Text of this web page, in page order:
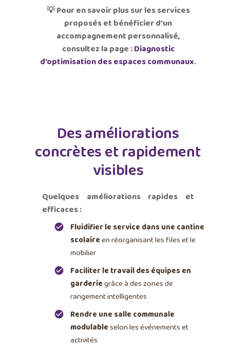
💡 Pour en savoir plus sur les services
proposés et bénéficier d’un
accompagnement personnalisé,
consultez la page :Diagnostic
d’optimisation des espaces communaux.
Des améliorations
concrètes et rapidement
visibles
Quelques améliorations rapides et
efficaces :
Fluidifier le service dans une cantine
scolaireen réorganisant les files et le
mobilier
Faciliter le travail des équipes en
garderiegrâce à des zones de
rangement intelligentes
Rendre une salle communale
modulableselon les événements et
activités